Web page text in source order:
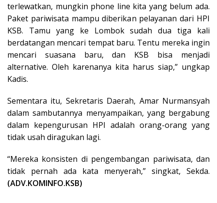
terlewatkan, mungkin phone line kita yang belum ada.
Paket pariwisata mampu diberikan pelayanan dari HPI
KSB. Tamu yang ke Lombok sudah dua tiga kali
berdatangan mencari tempat baru. Tentu mereka ingin
mencari suasana baru, dan KSB bisa menjadi
alternative. Oleh karenanya kita harus siap,” ungkap
Kadis.
Sementara itu, Sekretaris Daerah, Amar Nurmansyah
dalam sambutannya menyampaikan, yang bergabung
dalam kepengurusan HPI adalah orang-orang yang
tidak usah diragukan lagi.
“Mereka konsisten di pengembangan pariwisata, dan
tidak pernah ada kata menyerah,” singkat, Sekda.
(ADV.KOMINFO.KSB)